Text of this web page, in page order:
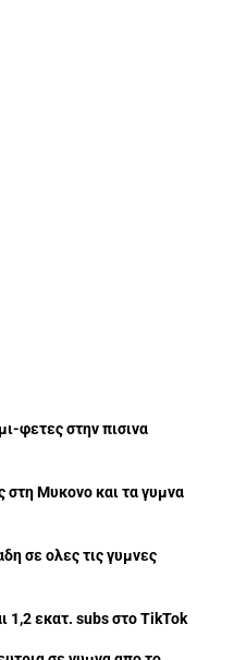
φετες στην πισινα
στη Μυκονο και τα γυμνα
σε ολες τις γυμνες
1,2 εκατ. subs στο TikTok